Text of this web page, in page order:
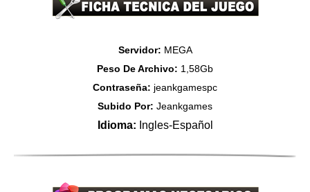
Servidor: MEGA
Peso De Archivo: 1,58Gb
Contraseña: jeankgamespc
Subido Por: Jeankgames
Idioma: Ingles-Español